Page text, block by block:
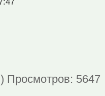
Просмотров: 5647